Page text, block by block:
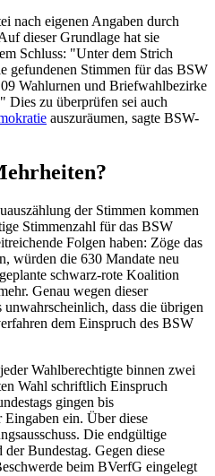
nach eigenen Angaben durch
dieser Grundlage hat sie
Schluss: "Unter dem Strich
gefundenen Stimmen für das BSW
Wahlurnen und Briefwahlbezirke
Dies zu überprüfen sei auch
auszuräumen, sagte BSW-
der Stimmen kommen
Stimmenzahl für das BSW
Folgen haben: Zöge das
würden die 630 Mandate neu
schwarz-rote Koalition
Genau wegen dieser
dass die übrigen
dem Einspruch des BSW
Wahlberechtigte binnen zwei
Wahl schriftlich Einspruch
gingen bis
ein. Über diese
Die endgültige
Bundestag. Gegen diese
beim BVerfG eingelegt